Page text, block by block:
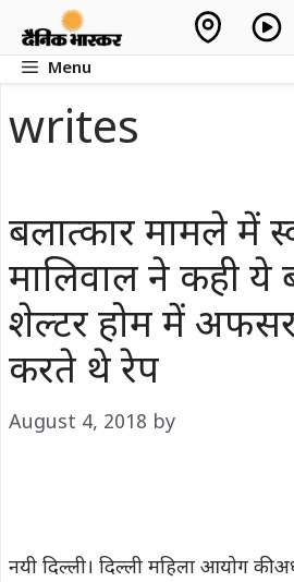
contentMenu
writes
बलात्कार मामले में
मालिवाल ने कही ये
शेल्टर होम में
करते थे रेप
August 4, 2018 by
नयी दिल्ली। दिल्ली महिला आयोग की